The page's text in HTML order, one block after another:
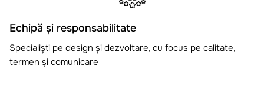
Echipă și responsabilitate
Specialiști pe design și dezvoltare, cu focus pe calitate,
termen și comunicare